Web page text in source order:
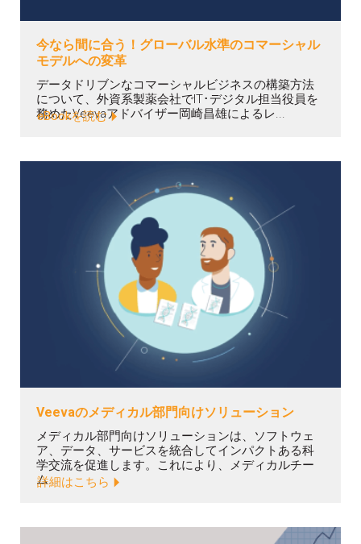
今なら間に合う！グローバル水準のコマーシャル
モデルへの変革
データドリブンなコマーシャルビジネスの構築方法
について、外資系製薬会社でIT･デジタル担当役員を
務めたVeevaアドバイザー岡崎昌雄によるレ...
eBookを読む
Veevaのメディカル部門向けソリューション
メディカル部門向けソリューションは、ソフトウェ
ア、データ、サービスを統合してインパクトある科
学交流を促進します。これにより、メディカルチー
ム...
詳細はこちら